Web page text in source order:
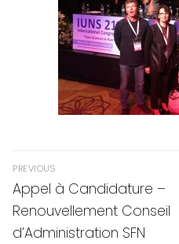
Navigation
de
l’article
PREVIOUS
Previous
post:
Appel à Candidature –
Renouvellement Conseil
d’Administration SFN